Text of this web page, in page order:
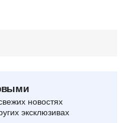
новостях
эксклюзивах